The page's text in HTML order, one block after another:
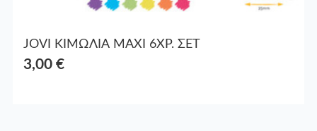
JOVI ΚΙΜΩΛΙΑ MAXI 6ΧΡ. ΣΕΤ
3,00 €